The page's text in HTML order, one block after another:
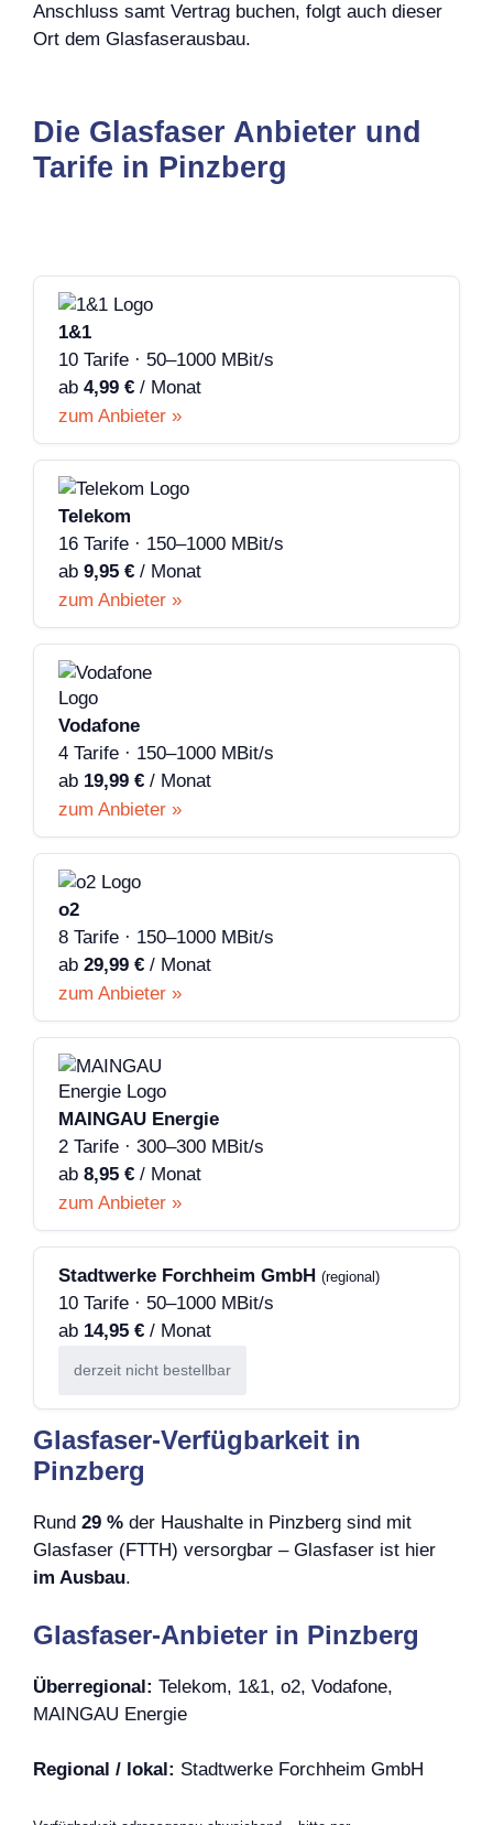
Anschluss samt Vertrag buchen, folgt auch dieser
Ort dem Glasfaserausbau.
Die Glasfaser Anbieter und
Tarife in Pinzberg
1&1
10 Tarife · 50–1000 MBit/s
ab 4,99 € / Monat
zum Anbieter »
Telekom
16 Tarife · 150–1000 MBit/s
ab 9,95 € / Monat
zum Anbieter »
Vodafone
4 Tarife · 150–1000 MBit/s
ab 19,99 € / Monat
zum Anbieter »
o2
8 Tarife · 150–1000 MBit/s
ab 29,99 € / Monat
zum Anbieter »
MAINGAU Energie
2 Tarife · 300–300 MBit/s
ab 8,95 € / Monat
zum Anbieter »
Stadtwerke Forchheim GmbH (regional)
10 Tarife · 50–1000 MBit/s
ab 14,95 € / Monat
derzeit nicht bestellbar
Glasfaser-Verfügbarkeit in
Pinzberg
Rund 29 % der Haushalte in Pinzberg sind mit
Glasfaser (FTTH) versorgbar – Glasfaser ist hier
im Ausbau.
Glasfaser-Anbieter in Pinzberg
Überregional: Telekom, 1&1, o2, Vodafone,
MAINGAU Energie
Regional / lokal: Stadtwerke Forchheim GmbH